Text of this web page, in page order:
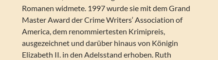
Romanen widmete. 1997 wurde sie mit dem Grand
Master Award der Crime Writers‘ Association of
America, dem renommiertesten Krimipreis,
ausgezeichnet und darüber hinaus von Königin
Elizabeth II. in den Adelsstand erhoben. Ruth